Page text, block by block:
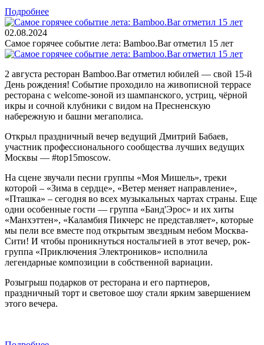
Подробнее
02.08.2024
Самое горячее событие лета: Bamboo.Bar отметил 15 лет
2 августа ресторан Bamboo.Bar отметил юбилей — свой 15-й
День рождения! Событие проходило на живописной террасе
ресторана с welcome-зоной из шампанского, устриц, чёрной
икры и сочной клубники с видом на Пресненскую
набережную и башни мегаполиса.
Открыл праздничный вечер ведущий Дмитрий Бабаев,
участник профессионального сообщества лучших ведущих
Москвы — #top15moscow.
На сцене звучали песни группы «Моя Мишель», треки
которой – «Зима в сердце», «Ветер меняет направление»,
«Пташка» – сегодня во всех музыкальных чартах страны. Еще
одни особенные гости — группа «Банд'Эрос» и их хиты
«Манхэттен», «Каламбия Пикчерс не представляет», которые
мы пели все вместе под открытым звездным небом Москва-
Сити! И чтобы проникнуться ностальгией в этот вечер, рок-
группа «Приключения Электроников» исполнила
легендарные композиции в собственной вариации.
Розыгрыш подарков от ресторана и его партнеров,
праздничный торт и световое шоу стали ярким завершением
этого вечера.